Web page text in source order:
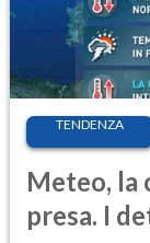
TENDENZA
Meteo, la
presa. I